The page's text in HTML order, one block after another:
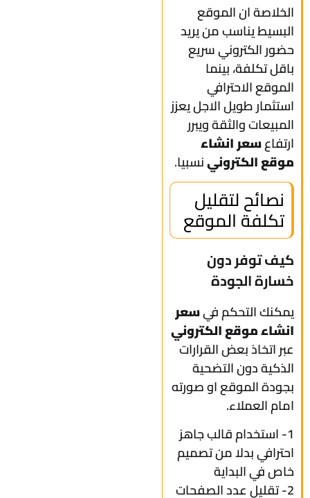
الخلاصة ان الموقع
البسيط يناسب من يريد
حضور الكتروني سريع
باقل تكلفة، بينما
الموقع الاحترافي
استثمار طويل الاجل يعزز
المبيعات والثقة ويبرر
ارتفاعسعر انشاء
موقع الكترونينسبيا.
نصائح لتقليل
تكلفة الموقع
كيف توفر دون
خسارة الجودة
يمكنك التحكم فيسعر
انشاء موقع الكتروني
عبر اتخاذ بعض القرارات
الذكية دون التضحية
بجودة الموقع او صورته
امام العملاء.
1- استخدام قالب جاهز
احترافي بدلا من تصميم
خاص في البداية
2- تقليل عدد الصفحات